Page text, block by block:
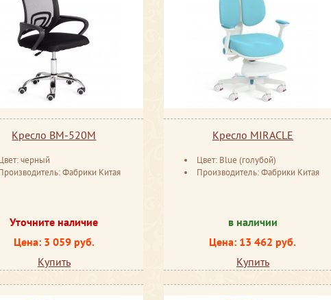
Кресло BM-520M
черный
Фабрики Китая
Уточните наличие
Цена: 3 059 руб.
Купить
Кресло MIRACLE
Цвет: Blue (голубой)
Производитель: Фабрики Китая
в наличии
Цена: 13 462 руб.
Купить